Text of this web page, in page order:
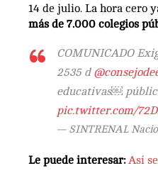
14 de julio. La hora cero
más de 7.000 colegios
COMUNICADO
2535 d
educativas￼
pic.twitter.com/
— SINTRENAL
Le puede interesar: Así